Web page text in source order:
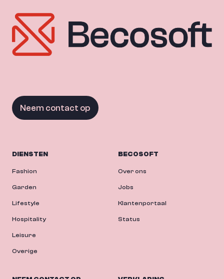
Neem contact op
DIENSTEN
Fashion
Garden
Lifestyle
Hospitality
Leisure
Overige
BECOSOFT
Over ons
Jobs
Klantenportaal
Status